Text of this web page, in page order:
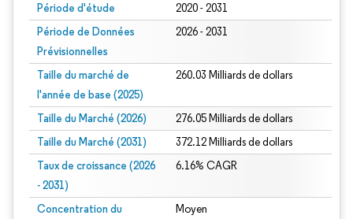
Période d'étude 2020 - 2031
Période de Données
Prévisionnelles
2026 - 2031
Taille du marché de
l'année de base (2025)
260.03 Milliards de dollars
Taille du Marché (2026) 276.05 Milliards de dollars
Taille du Marché (2031) 372.12 Milliards de dollars
Taux de croissance (2026
- 2031)
6.16% CAGR
Concentration du
Moyen